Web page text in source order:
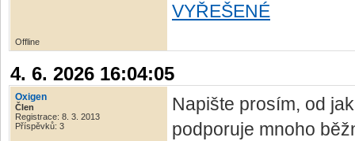
VYŘEŠENÉ
Offline
4. 6. 2026 16:04:05
Oxigen
Člen
Registrace: 8. 3. 2013
Příspěvků: 3
Napište prosím, od
podporuje mnoho